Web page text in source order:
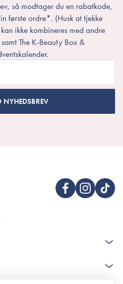
så modtager du en rabatkode,
første ordre*. (Husk at tjekke
ikke kombineres med andre
The K-Beauty Box &
NYHEDSBREV
og svar